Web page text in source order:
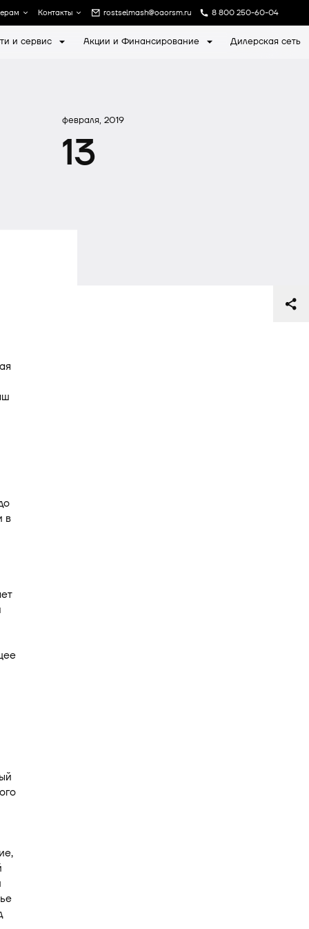
Контакты rostselmash@oaorsm.ru 8 800 250-60-04
и сервис Акции и Финансирование Дилерская сеть
февраля, 2019
13
в